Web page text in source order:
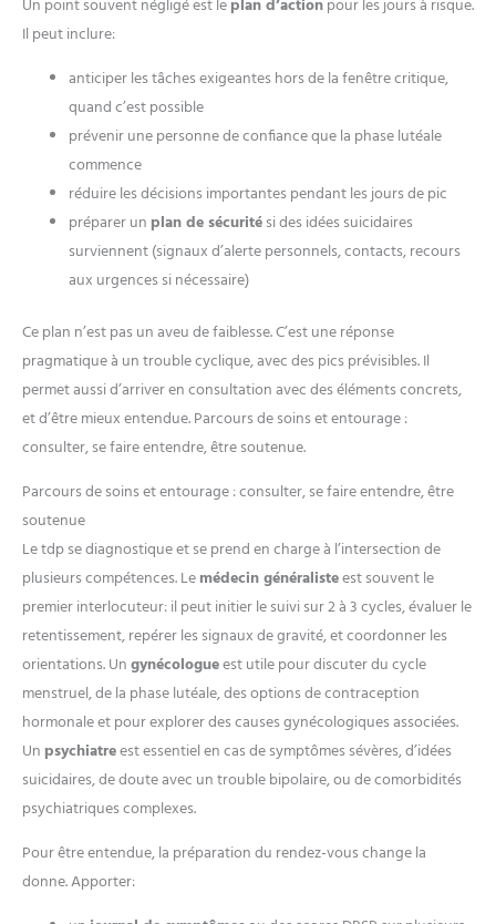
Un point souvent négligé est leplan d’actionpour les jours à risque.
Il peut inclure:
anticiper les tâches exigeantes hors de la fenêtre critique,
quand c’est possible
prévenir une personne de confiance que la phase lutéale
commence
réduire les décisions importantes pendant les jours de pic
préparer un plan de sécuritési des idées suicidaires
surviennent (signaux d’alerte personnels, contacts, recours
aux urgences si nécessaire)
Ce plan n’est pas un aveu de faiblesse. C’est une réponse
pragmatique à un trouble cyclique, avec des pics prévisibles. Il
permet aussi d’arriver en consultation avec des éléments concrets,
et d’être mieux entendue. Parcours de soins et entourage :
consulter, se faire entendre, être soutenue.
Parcours de soins et entourage : consulter, se faire entendre, être
soutenue
Le tdp se diagnostique et se prend en charge à l’intersection de
plusieurs compétences. Lemédecin généralisteest souvent le
premier interlocuteur: il peut initier le suivi sur 2 à 3 cycles, évaluer le
retentissement, repérer les signaux de gravité, et coordonner les
orientations. Ungynécologueest utile pour discuter du cycle
menstruel, de la phase lutéale, des options de contraception
hormonale et pour explorer des causes gynécologiques associées.
Un psychiatreest essentiel en cas de symptômes sévères, d’idées
suicidaires, de doute avec un trouble bipolaire, ou de comorbidités
psychiatriques complexes.
Pour être entendue, la préparation du rendez-vous change la
donne. Apporter: